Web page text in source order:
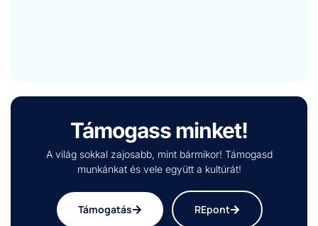
Támogass minket!
A világ sokkal zajosabb, mint bármikor! Támogasd
munkánkat és vele együtt a kultúrát!
Támogatás REpont